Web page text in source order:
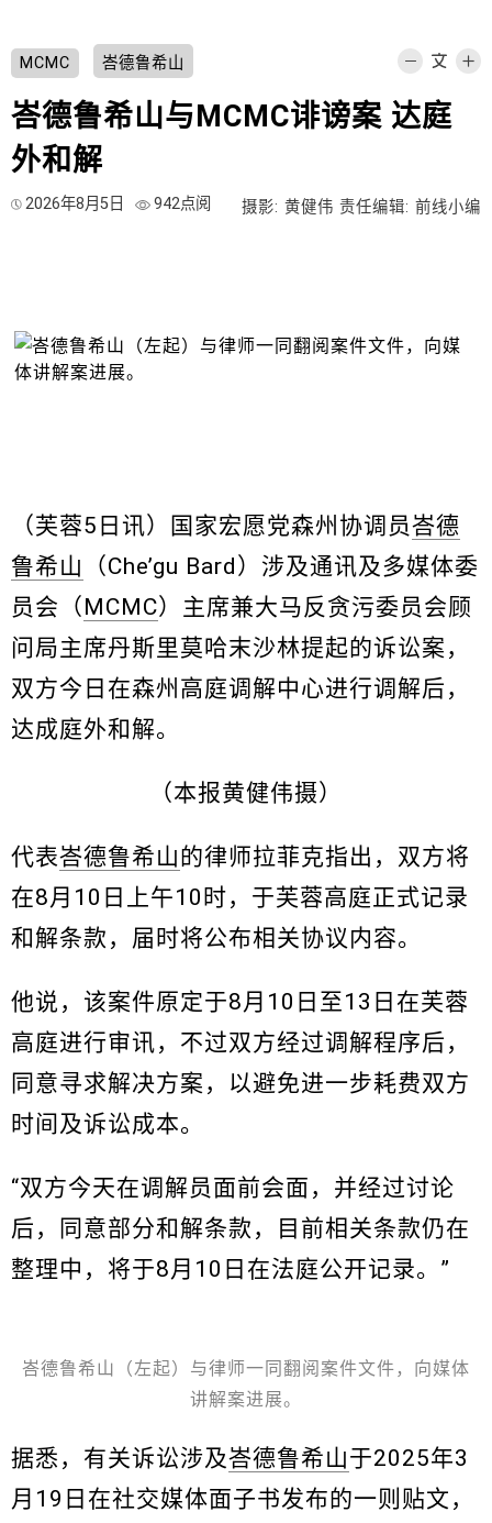
MCMC 峇德鲁希山
峇德鲁希山与MCMC诽谤案 达庭
外和解
2026年8月5日 942点阅 摄影: 黄健伟 责任编辑: 前线小编
（芙蓉5日讯）国家宏愿党森州协调员峇德
鲁希山
（Che’gu Bard）涉及通讯及多媒体委
员会（ MCMC）主席兼大马反贪污委员会顾
问局主席丹斯里莫哈末沙林提起的诉讼案，
双方今日在森州高庭调解中心进行调解后，
达成庭外和解。
（本报黄健伟摄）
代表峇德鲁希山的律师拉菲克指出，双方将
在8月10日上午10时，于芙蓉高庭正式记录
和解条款，届时将公布相关协议内容。
他说，该案件原定于8月10日至13日在芙蓉
高庭进行审讯，不过双方经过调解程序后，
同意寻求解决方案，以避免进一步耗费双方
时间及诉讼成本。
“双方今天在调解员面前会面，并经过讨论
后，同意部分和解条款，目前相关条款仍在
整理中，将于8月10日在法庭公开记录。”
峇德鲁希山（左起）与律师一同翻阅案件文件，向媒体
讲解案进展。
据悉，有关诉讼涉及峇德鲁希山于2025年3
月19日在社交媒体面子书发布的一则贴文，